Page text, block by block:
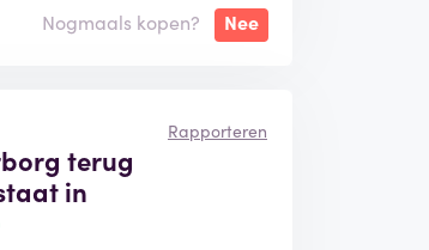
Nogmaals kopen? Nee
terug
in
Rapporteren